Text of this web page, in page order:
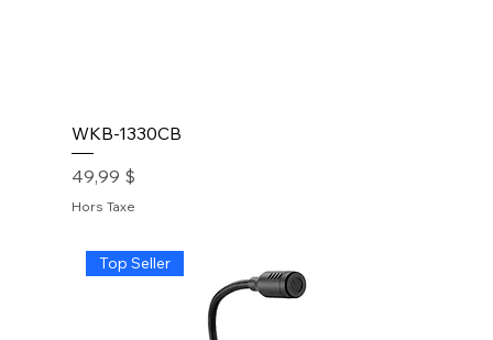
WKB-1330CB
Prix
49,99 $
Hors Taxe
Top Seller